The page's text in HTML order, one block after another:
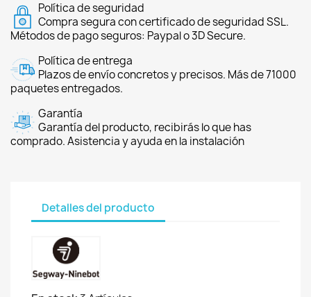
Política de seguridad
Compra segura con certificado de seguridad SSL.
Métodos de pago seguros: Paypal o 3D Secure.
Política de entrega
Plazos de envío concretos y precisos. Más de 71000
paquetes entregados.
Garantía
Garantía del producto, recibirás lo que has
comprado. Asistencia y ayuda en la instalación
Detalles del producto